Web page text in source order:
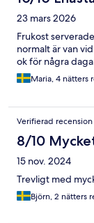
23 mars 2026
Frukost
normalt är van
ok för några
Maria, 4 nätters
Verifierad recension
8/10
15 nov. 2024
Trevligt med
Björn, 2 nätters